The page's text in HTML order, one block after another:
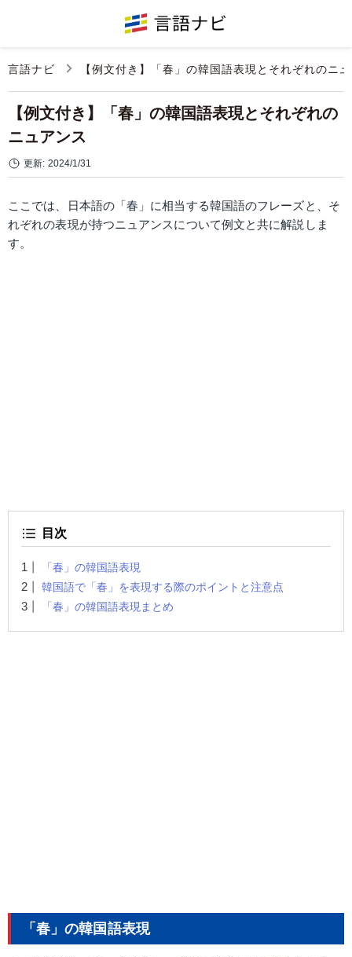
言語ナビ 【例文付き】「春」の韓国語表現とそれぞれのニ
【例文付き】「春」の韓国語表現とそれぞれの
ニュアンス
更新: 2024/1/31
ここでは、日本語の「春」に相当する韓国語のフレーズと、そ
れぞれの表現が持つニュアンスについて例文と共に解説しま
す。
目次
「春」の韓国語表現
韓国語で「春」を表現する際のポイントと注意点
「春」の韓国語表現まとめ
「春」の韓国語表現